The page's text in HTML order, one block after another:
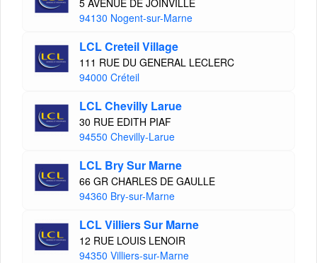
5 AVENUE DE JOINVILLE
94130 Nogent-sur-Marne
LCL Creteil Village
111 RUE DU GENERAL LECLERC
94000 Créteil
LCL Chevilly Larue
30 RUE EDITH PIAF
94550 Chevilly-Larue
LCL Bry Sur Marne
66 GR CHARLES DE GAULLE
94360 Bry-sur-Marne
LCL Villiers Sur Marne
12 RUE LOUIS LENOIR
94350 Villiers-sur-Marne